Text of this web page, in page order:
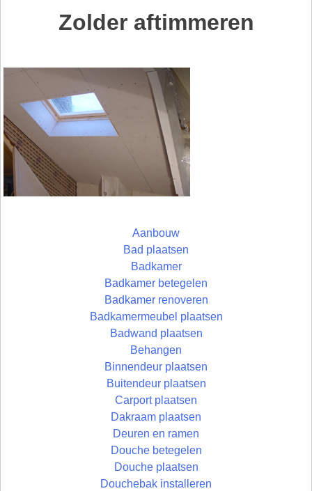
Zolder aftimmeren
Aanbouw
Bad plaatsen
Badkamer
Badkamer betegelen
Badkamer renoveren
Badkamermeubel plaatsen
Badwand plaatsen
Behangen
Binnendeur plaatsen
Buitendeur plaatsen
Carport plaatsen
Dakraam plaatsen
Deuren en ramen
Douche betegelen
Douche plaatsen
Douchebak installeren